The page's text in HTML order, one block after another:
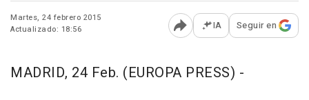
Martes, 24 febrero 2015
Actualizado: 18:56
Abrir opciones para
IA Seguir en
MADRID, 24 Feb. (EUROPA PRESS) -